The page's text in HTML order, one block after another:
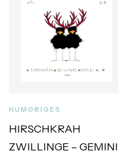
HUMORIGES
HIRSCHKRAH
ZWILLINGE – GEMINI